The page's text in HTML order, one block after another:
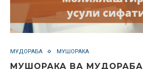
МУДОРАБА МУШОРАКА
МУШОРАКА ВА МУДОРАБА